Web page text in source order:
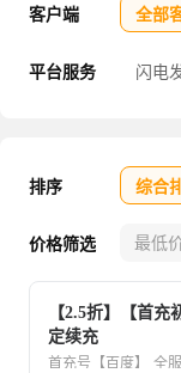
客户端 全部
平台服务 闪电
排序 综合
价格筛选
【2.5折】【首
定续充
首充号【百度】 全